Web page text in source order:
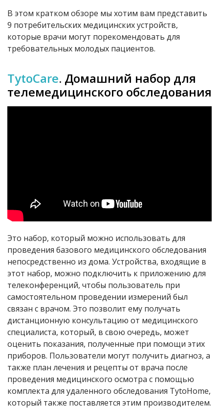
В этом кратком обзоре мы хотим вам представить
9 потребительских медицинских устройств,
которые врачи могут порекомендовать для
требовательных молодых пациентов.
TytoCare. Домашний набор для
телемедицинского обследования
Это набор, который можно использовать для
проведения базового медицинского обследования
непосредственно из дома. Устройства, входящие в
этот набор, можно подключить к приложению для
телеконференций, чтобы пользователь при
самостоятельном проведении измерений был
связан с врачом. Это позволит ему получать
дистанционную консультацию от медицинского
специалиста, который, в свою очередь, может
оценить показания, полученные при помощи этих
приборов. Пользователи могут получить диагноз, а
также план лечения и рецепты от врача после
проведения медицинского осмотра с помощью
комплекта для удаленного обследования TytoHome,
который также поставляется этим производителем.